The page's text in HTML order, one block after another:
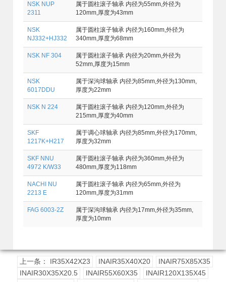
NSK NUP
2311
属于圆柱滚子轴承 内径为55mm,外径为
120mm,厚度为43mm
NSK
NJ332+HJ332
属于圆柱滚子轴承 内径为160mm,外径为
340mm,厚度为68mm
NSK NF 304
属于圆柱滚子轴承 内径为20mm,外径为
52mm,厚度为15mm
NSK
6017DDU
属于深沟球轴承 内径为85mm,外径为130mm,
厚度为22mm
NSK N 224
属于圆柱滚子轴承 内径为120mm,外径为
215mm,厚度为40mm
SKF
1217K+H217
属于调心球轴承 内径为85mm,外径为170mm,
厚度为32mm
SKF NNU
4972 K/W33
属于圆柱滚子轴承 内径为360mm,外径为
480mm,厚度为118mm
NACHI NU
2213 E
属于圆柱滚子轴承 内径为65mm,外径为
120mm,厚度为31mm
FAG 6003-2Z
属于深沟球轴承 内径为17mm,外径为35mm,
厚度为10mm
上一条： IR35X42X23 INAIR35X40X20
INAIR75X85X35
INAIR30X35X20.5
INAIR55X60X35
INAIR120X135X45